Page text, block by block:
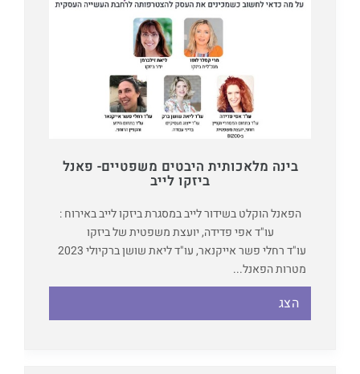
בינה מלאכותית היבטים משפטיים- פאנל
ביזקו לייב
הפאנל הוקלט בשידור לייב במסגרת ביזקו לייב באירוח :
עו"ד אפי פדידה, יועצת משפטית של ביזקו
עו"ד רחלי פשר אייקנאר, עו"ד ליאת שושן ברקיולי 2023
מטרות הפאנל...
הצג